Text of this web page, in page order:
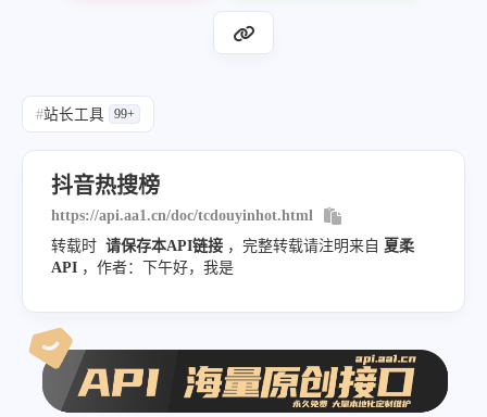
#站长工具 99+
抖音热搜榜
https://api.aa1.cn/doc/tcdouyinhot.html
转载时 请保存本API链接 ，完整转载请注明来自 夏柔
API ，作者：下午好，我是